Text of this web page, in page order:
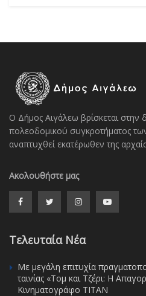
Ο Δήμος Αιγάλεω βρίσκεται στην
πολεοδομικού συγκροτήματος
αναπτυχθεί εκατέρωθεν της
Ακολουθήστε μας
Τελευταία Νέα
Με μεγάλη επιτυχία
ταινίας «Τομ και Τζέρι: Η
Κινηματογράφο ΤΙΤΑΝ